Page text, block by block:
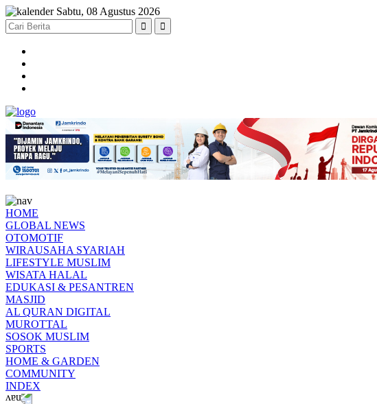
Sabtu, 08 Agustus 2026
HOME
GLOBAL NEWS
OTOMOTIF
WIRAUSAHA SYARIAH
LIFESTYLE MUSLIM
WISATA HALAL
EDUKASI & PESANTREN
MASJID
AL QURAN DIGITAL
MUROTTAL
SOSOK MUSLIM
SPORTS
HOME & GARDEN
COMMUNITY
INDEX